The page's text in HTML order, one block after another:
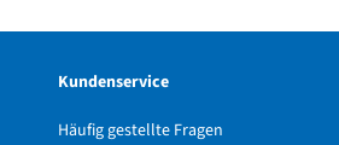
Kundenservice
Häufig gestellte Fragen